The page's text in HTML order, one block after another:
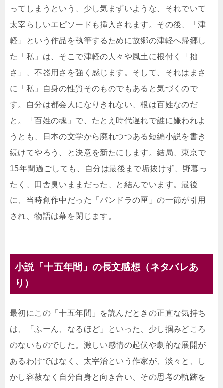
ってしまうという、少し気まずいような、それでいて
太宰らしいエピソードも挿入されます。その後、「津
軽」という作品を執筆するために故郷の津軽へ帰郷し
た「私」は、そこで津軽の人々や風土に根付く「拙
さ」、不器用さを強く感じます。そして、それはまさ
に「私」自身の性質そのものでもあると気づくので
す。自分は都会人になりきれない、根は百姓なのだ
と。「百姓の魂」で、たとえ時代遅れで誰に嫌われよ
うとも、日本の文学から廃れつつある短編小説を書き
続けてやろう、と決意を新たにします。結局、東京で
15年間過ごしても、自分は最後まで垢抜けず、野暮っ
たく、田舎臭いままだった、と結んでいます。最後
に、当時創作中だった「パンドラの匣」の一節が引用
され、物語は幕を閉じます。
小説「十五年間」の長文感想（ネタバレあ
り）
最初にこの「十五年間」を読んだときの正直な気持ち
は、「ふーん、なるほど」といった、少し掴みどころ
のないものでした。激しい感情の起伏や劇的な展開が
あるわけではなく、太宰治という作家が、淡々と、し
かし容赦なく自分自身と向き合い、その思考の軌跡を